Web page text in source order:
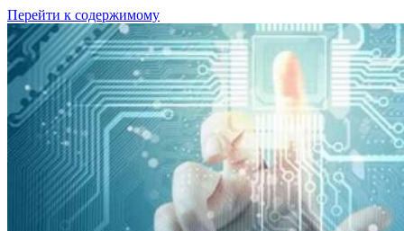
Перейти к содержимому